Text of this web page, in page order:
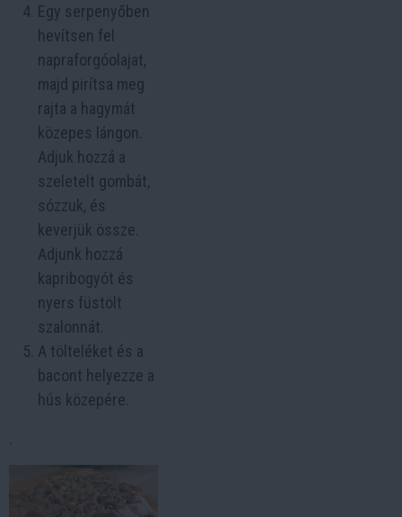
Egy serpenyőben
hevítsen fel
napraforgóolajat,
majd pirítsa meg
rajta a hagymát
közepes lángon.
Adjuk hozzá a
szeletelt gombát,
sózzuk, és
keverjük össze.
Adjunk hozzá
kapribogyót és
nyers füstölt
szalonnát.
A tölteléket és a
bacont helyezze a
hús közepére.